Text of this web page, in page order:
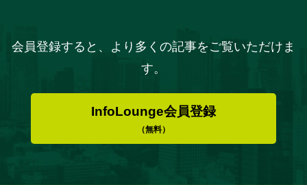
会員登録すると、より多くの記事をご覧いただけま
す。
InfoLounge会員登録
（無料）